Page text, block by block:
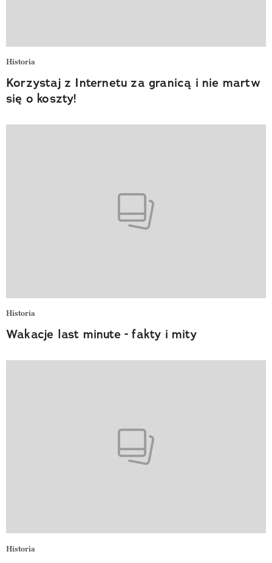
Historia
Korzystaj z Internetu za granicą i nie martw
się o koszty!
Historia
Wakacje last minute - fakty i mity
Historia